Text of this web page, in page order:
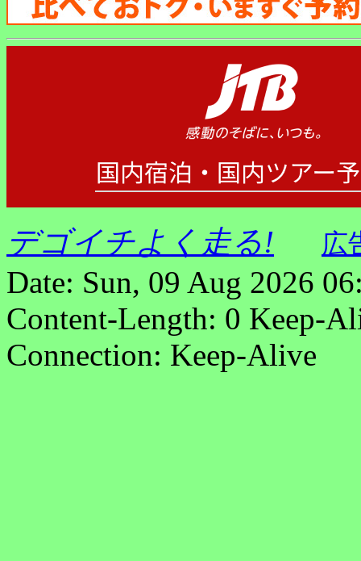
デゴイチよく走る! 広
Date: Sun, 09 Aug 2026
Content-Length: 0 Keep-
Connection: Keep-Alive